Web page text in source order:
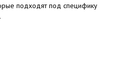
подходят под специфику